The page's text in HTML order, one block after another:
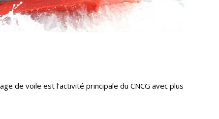
de voile est l’activité principale du CNCG avec plus